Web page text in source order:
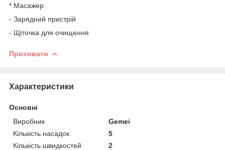
* Масажер
- Зарядний пристрій
- Щіточка для очищення
Приховати
Характеристики
Основні
Виробник
Gemei
Кількість насадок
5
Кількість швидкостей
2